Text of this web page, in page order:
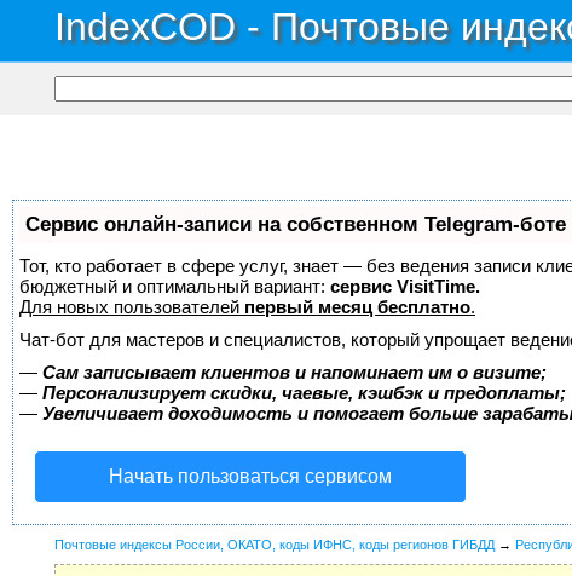
IndexCOD - Почтовые
Сервис онлайн-записи на собственном Telegram-боте
Тот, кто работает в сфере услуг, знает — без ведения записи
бюджетный и оптимальный вариант: сервис VisitTime.
Для новых пользователей первый месяц бесплатно.
Чат-бот для мастеров и специалистов, который упрощает
— Сам записывает клиентов и напоминает им о визите;
— Персонализирует скидки, чаевые, кэшбэк и предоплаты;
— Увеличивает доходимость и помогает больше
Начать пользоваться сервисом
Почтовые индексы России, ОКАТО, коды ИФНС, коды регионов ГИБДД →